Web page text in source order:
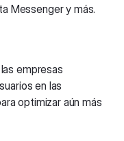
Messenger y más.
empresas
en las
optimizar aún más